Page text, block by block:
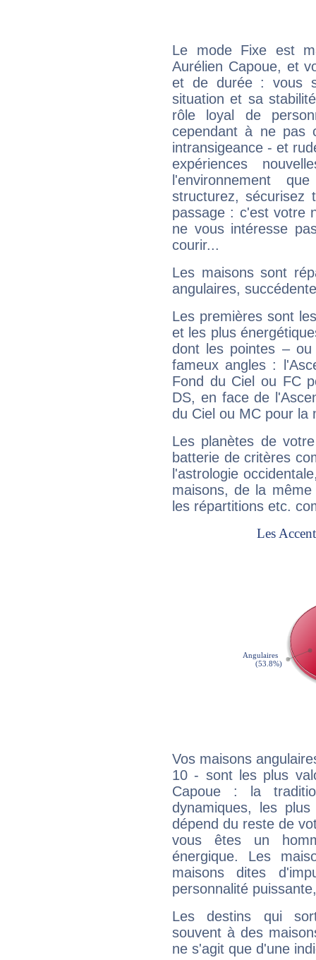
Le mode Fixe est
Aurélien Capoue, et
et de durée : vous
situation et sa
rôle loyal de
cependant à ne pas
intransigeance - et
expériences
l'environnement
structurez, sécurisez
passage : c'est votre
ne vous intéresse
courir...
Les maisons sont
angulaires,
Les premières sont
et les plus
dont les pointes –
fameux angles :
Fond du Ciel ou FC
DS, en face de
du Ciel ou MC pour la
Les planètes de
batterie de critères
l'astrologie
maisons, de la
les répartitions etc.
Vos maisons
10 - sont les plus
Capoue : la
dynamiques, les
dépend du reste de
vous êtes un
énergique. Les
maisons dites
personnalité
Les destins qui
souvent à des
ne s'agit que d'une